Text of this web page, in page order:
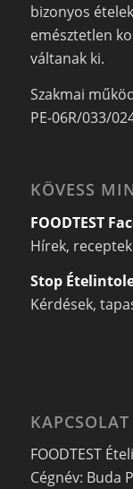
bizonyos
emésztetlen
váltanak ki.
Szakmai
PE-06R/033/
KÖVESS
FOODTEST
Hírek,
Stop
Kérdések,
KAPCSOLAT
FOODTEST
Cégnév: Buda